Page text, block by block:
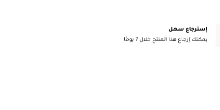
إسترجاع سهل
يمكنك إرجاع هذا المنتج خلال 7 يومًا.